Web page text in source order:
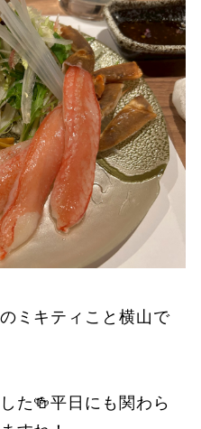
ミキティこと横山で
た🍻平日にも関わら